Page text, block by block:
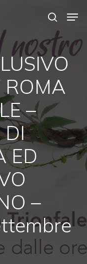
ROMA
–
DI
ED
–
Menu